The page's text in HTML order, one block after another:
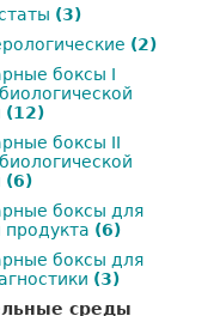
(3)
(2)
боксы I
(12)
боксы II
(6)
боксы для
(6)
боксы для
(3)
среды